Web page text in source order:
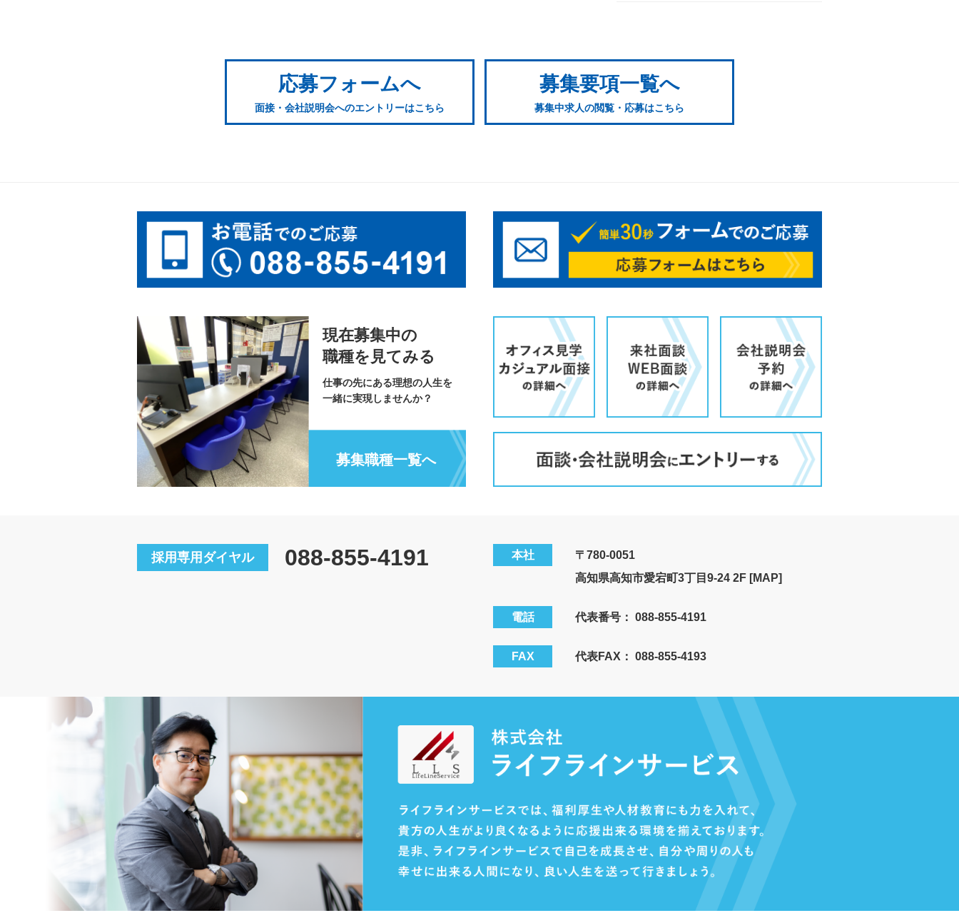
応募フォームへ
面接・会社説明会へのエントリーはこちら
募集要項一覧へ
募集中求人の閲覧・応募はこちら
現在募集中の
職種を見てみる
仕事の先にある理想の人生を
一緒に実現しませんか？
募集職種一覧へ
採用専用ダイヤル 088-855-4191 本社
〒780-0051
高知県高知市愛宕町3丁目9-24 2F [MAP]
電話 代表番号：088-855-4191
FAX 代表FAX： 088-855-4193